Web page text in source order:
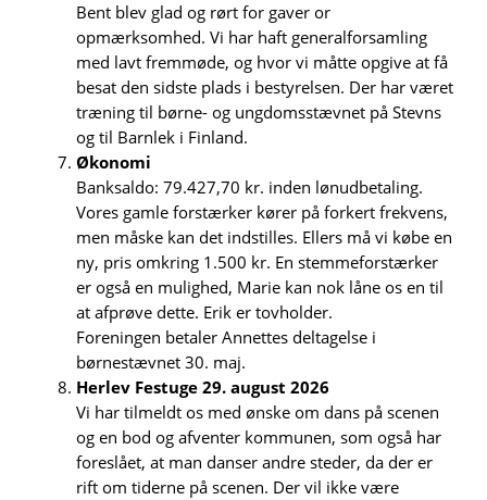
Bent blev glad og rørt for gaver or
opmærksomhed. Vi har haft generalforsamling
med lavt fremmøde, og hvor vi måtte opgive at få
besat den sidste plads i bestyrelsen. Der har været
træning til børne- og ungdomsstævnet på Stevns
og til Barnlek i Finland.
Økonomi
Banksaldo: 79.427,70 kr. inden lønudbetaling.
Vores gamle forstærker kører på forkert frekvens,
men måske kan det indstilles. Ellers må vi købe en
ny, pris omkring 1.500 kr. En stemmeforstærker
er også en mulighed, Marie kan nok låne os en til
at afprøve dette. Erik er tovholder.
Foreningen betaler Annettes deltagelse i
børnestævnet 30. maj.
Herlev Festuge 29. august 2026
Vi har tilmeldt os med ønske om dans på scenen
og en bod og afventer kommunen, som også har
foreslået, at man danser andre steder, da der er
rift om tiderne på scenen. Der vil ikke være